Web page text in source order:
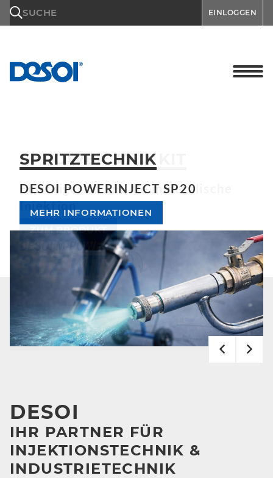
SUCHE EINLOGGEN
SPRITZTECHNIK
DESOI POWERINJECT SP20
MEHR INFORMATIONEN
DESOI
IHR PARTNER FÜR
INJEKTIONSTECHNIK &
INDUSTRIETECHNIK